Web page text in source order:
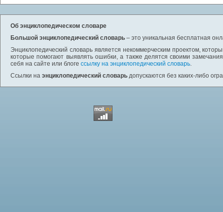
Об энциклопедическом словаре
Большой энциклопедический словарь – это уникальная бесплатная
Энциклопедический словарь является некоммерческим проектом,
которые помогают выявлять ошибки, а также делятся своими
себя на сайте или блоге ссылку на энциклопедический словарь.
Ссылки на энциклопедический словарь допускаются без каких-либо